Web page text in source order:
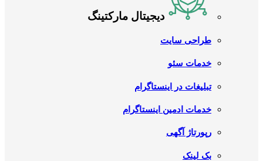
دیجیتال مارکتینگ
طراحی سایت
خدمات سئو
تبلیغات در اینستاگرام
خدمات ادمین اینستاگرام
رپورتاژ آگهی
بک لینک